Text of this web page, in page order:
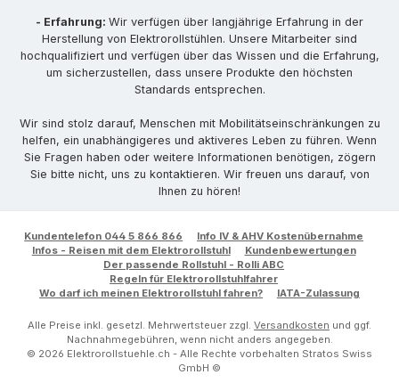
- Erfahrung: Wir verfügen über langjährige Erfahrung in der
Herstellung von Elektrorollstühlen. Unsere Mitarbeiter sind
hochqualifiziert und verfügen über das Wissen und die Erfahrung,
um sicherzustellen, dass unsere Produkte den höchsten
Standards entsprechen.
Wir sind stolz darauf, Menschen mit Mobilitätseinschränkungen zu
helfen, ein unabhängigeres und aktiveres Leben zu führen. Wenn
Sie Fragen haben oder weitere Informationen benötigen, zögern
Sie bitte nicht, uns zu kontaktieren. Wir freuen uns darauf, von
Ihnen zu hören!
Kundentelefon 044 5 866 866
Info IV & AHV Kostenübernahme
Infos - Reisen mit dem Elektrorollstuhl
Kundenbewertungen
Der passende Rollstuhl - Rolli ABC
Regeln für Elektrorollstuhlfahrer
Wo darf ich meinen Elektrorollstuhl fahren?
IATA-Zulassung
Alle Preise inkl. gesetzl. Mehrwertsteuer zzgl. Versandkosten und ggf.
Nachnahmegebühren, wenn nicht anders angegeben.
© 2026 Elektrorollstuehle.ch - Alle Rechte vorbehalten Stratos Swiss
GmbH ©